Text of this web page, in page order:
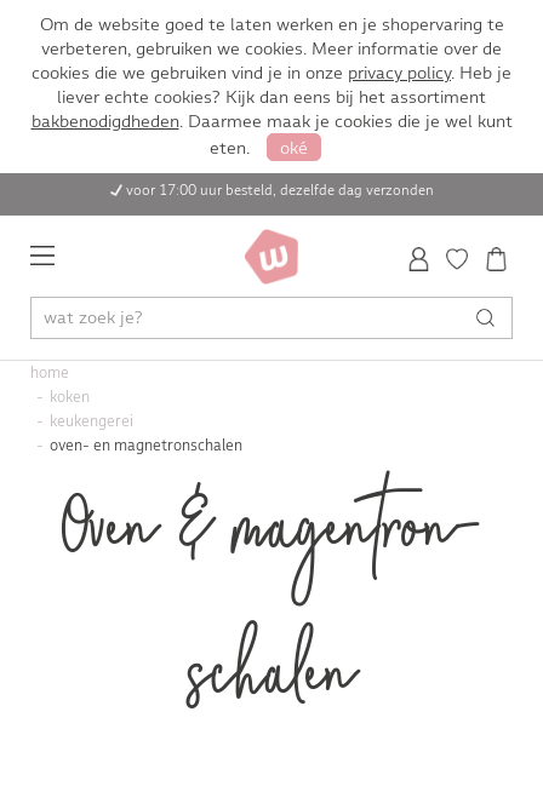
Om de website goed te laten werken en je shopervaring te
verbeteren, gebruiken we cookies. Meer informatie over de
cookies die we gebruiken vind je in onze privacy policy. Heb je
liever echte cookies? Kijk dan eens bij het assortiment
bakbenodigdheden. Daarmee maak je cookies die je wel kunt
eten.
oké
voor 17:00 uur besteld, dezelfde dag verzonden
home
koken
keukengerei
oven- en magnetronschalen
Oven­ & magentron­
schalen